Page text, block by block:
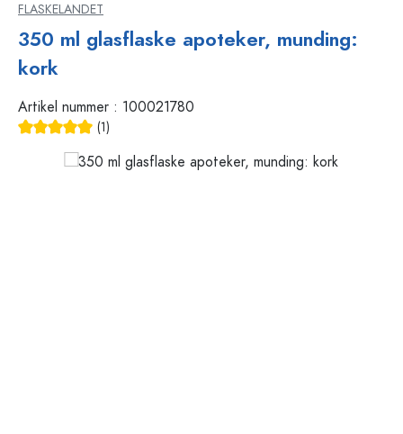
FLASKELANDET
350 ml glasflaske apoteker, munding:
kork
Artikel nummer : 100021780
(1)